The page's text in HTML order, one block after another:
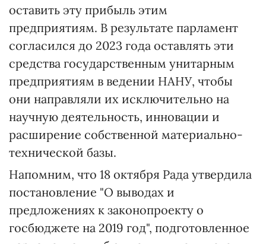
оставить эту прибыль этим
предприятиям. В результате парламент
согласился до 2023 года оставлять эти
средства государственным унитарным
предприятиям в ведении НАНУ, чтобы
они направляли их исключительно на
научную деятельность, инновации и
расширение собственной материально-
технической базы.
Напомним, что 18 октября Рада утвердила
постановление "О выводах и
предложениях к законопроекту о
госбюджете на 2019 год", подготовленное